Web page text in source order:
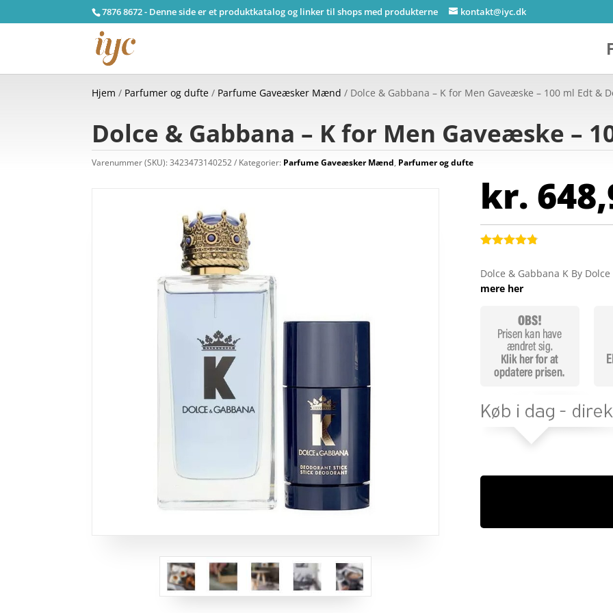
7876 8672 - Denne side er et produktkatalog og linker til shops med produkterne kontakt@iyc.dk
Hjem / Parfumer og dufte / Parfume Gaveæsker Mænd / Dolce & Gabbana – K for Men Gaveæske – 100 ml Edt &
Dolce & Gabbana – K for Men Gaveæske –
Varenummer (SKU):3423473140252 Kategorier: Parfume Gaveæsker Mænd, Parfumer og dufte
kr.
ud af 5
baseret på
Dolce & Gabbana K By
mere her